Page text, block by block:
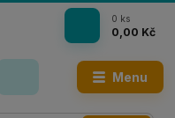
Menu
0 ks
0,00 Kč